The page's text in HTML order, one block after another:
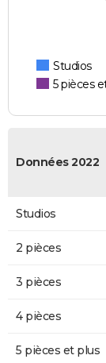
Studios
5 pièces
Données 2022
Studios
2 pièces
3 pièces
4 pièces
5 pièces et plus